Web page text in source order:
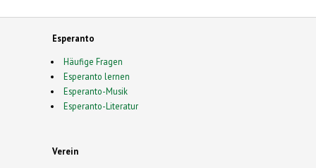
Esperanto
Häufige Fragen
Esperanto lernen
Esperanto-Musik
Esperanto-Literatur
Verein